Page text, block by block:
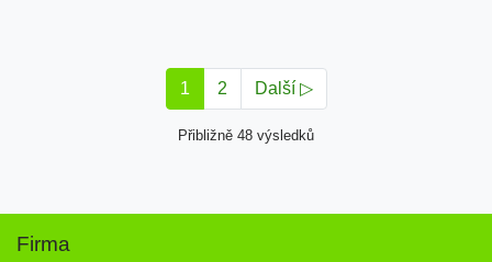
1 2 Další ▷
Přibližně 48 výsledků
Firma